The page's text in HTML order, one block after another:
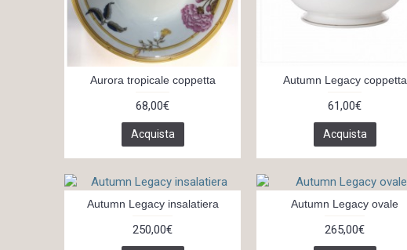
Aurora tropicale coppetta
68,00€
Acquista
Autumn Legacy coppetta
61,00€
Acquista
Autumn Legacy insalatiera
250,00€
Autumn Legacy ovale
265,00€